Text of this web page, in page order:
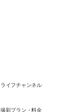
ライフチャンネル
撮影プラン・料金